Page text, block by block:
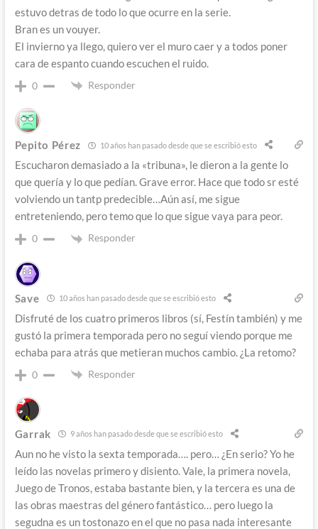
estuvo detras de todo lo que ocurre en la serie.
Bran es un vouyer.
El invierno ya llego, quiero ver el muro caer y a todos poner
cara de espanto cuando escuchen el ruido.
0 Responder
Pepito Pérez 10 años han pasado desde que se escribió esto
Escucharon demasiado a la «tribuna», le dieron a la gente lo
que quería y lo que pedían. Grave error. Hace que todo sr esté
volviendo un tantp predecible…Aún así, me sigue
entreteniendo, pero temo que lo que sigue vaya para peor.
0 Responder
Save 10 años han pasado desde que se escribió esto
Disfruté de los cuatro primeros libros (sí, Festín también) y me
gustó la primera temporada pero no seguí viendo porque me
echaba para atrás que metieran muchos cambio. ¿La retomo?
0 Responder
Garrak 9 años han pasado desde que se escribió esto
Aun no he visto la sexta temporada…. pero… ¿En serio? Yo he
leído las novelas primero y disiento. Vale, la primera novela,
Juego de Tronos, estaba bastante bien, y la tercera es una de
las obras maestras del género fantástico… pero luego la
segudna es un tostonazo en el que no pasa nada interesante